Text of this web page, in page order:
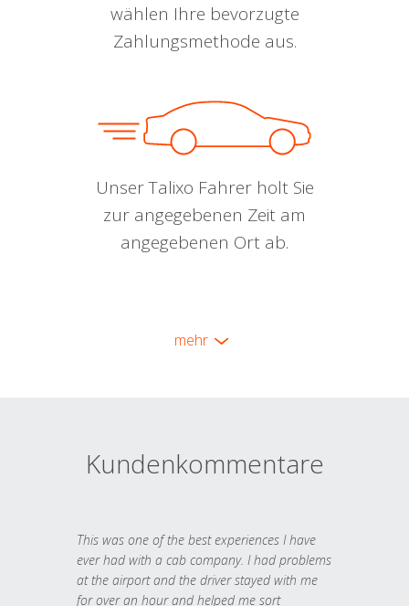
wählen Ihre bevorzugte
Zahlungsmethode aus.
Unser Talixo Fahrer holt Sie
zur angegebenen Zeit am
angegebenen Ort ab.
mehr
Kundenkommentare
This was one of the best experiences I have
ever had with a cab company. I had problems
at the airport and the driver stayed with me
for over an hour and helped me sort